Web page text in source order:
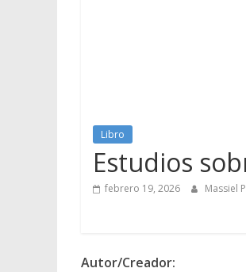
Libro
Estudios
febrero 19, 2026 Massiel
Autor/Creador: